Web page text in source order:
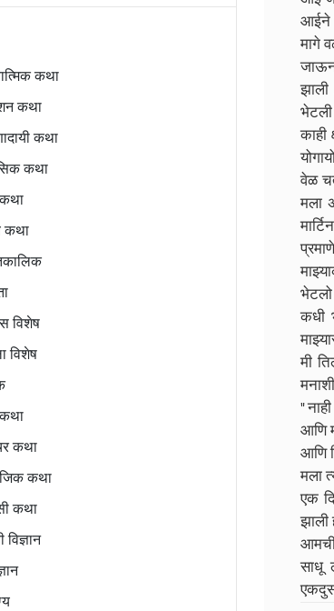
कथा
कथा
कथा
कथा
कथा
विशेष
विशेष
कथा
कथा
कथा
विज्ञान
आईने
मागे
काही
वेळ
मला
कधी
मी
"
आणि
आणि
मला
एक
झाली
साधू